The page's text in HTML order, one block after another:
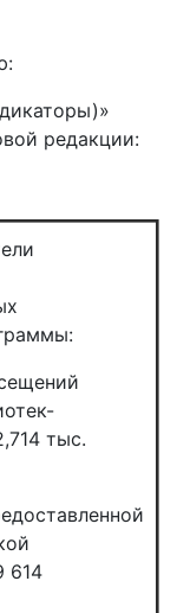
редакции:
тыс.
614